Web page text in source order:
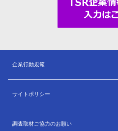
企業行動規範
サイトポリシー
調査取材ご協力のお願い